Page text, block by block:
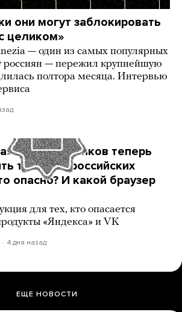
они могут заблокировать
целиком»
— один из самых популярных
россиян — пережил крупнейшую
полтора месяца. Интервью
и других банков теперь
только в российских
опасно? И какой браузер
для тех, кто опасается
«Яндекса» и VK
4 дня назад
ЕЩЕ НОВОСТИ